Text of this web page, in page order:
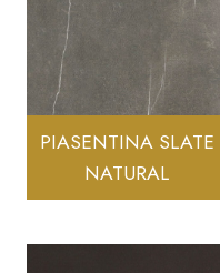
PIASENTINA SLATE
NATURAL